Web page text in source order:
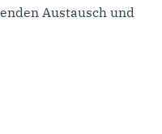
Austausch und